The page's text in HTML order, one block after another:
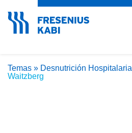
Email*
Recordarme
Temas » Desnutrición Hospitalaria
Waitzberg